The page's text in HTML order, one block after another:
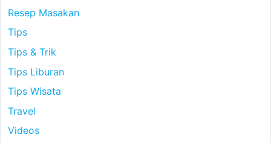
Resep Masakan
Tips
Tips & Trik
Tips Liburan
Tips Wisata
Travel
Videos